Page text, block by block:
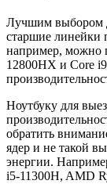
Лучшим выбором
старшие линейки
например, можно
12800HX и Сore
Ноутбуку для
обратить
ядер и не такой
энергии.
i5-11300H, AMD